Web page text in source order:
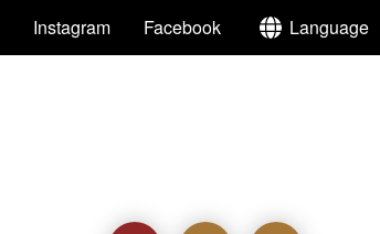
Instagram Facebook Language